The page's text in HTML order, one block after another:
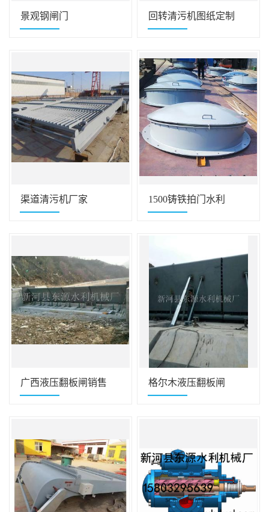
景观钢闸门 回转清污机图纸定制
渠道清污机厂家 1500铸铁拍门水利
广西液压翻板闸销售 格尔木液压翻板闸